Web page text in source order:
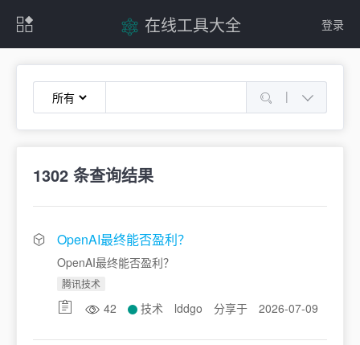
登录
在线工具大全
|
1302 条查询结果
OpenAI最终能否盈利？
OpenAI最终能否盈利？
腾讯技术
42 技术 lddgo 分享于 2026-07-09